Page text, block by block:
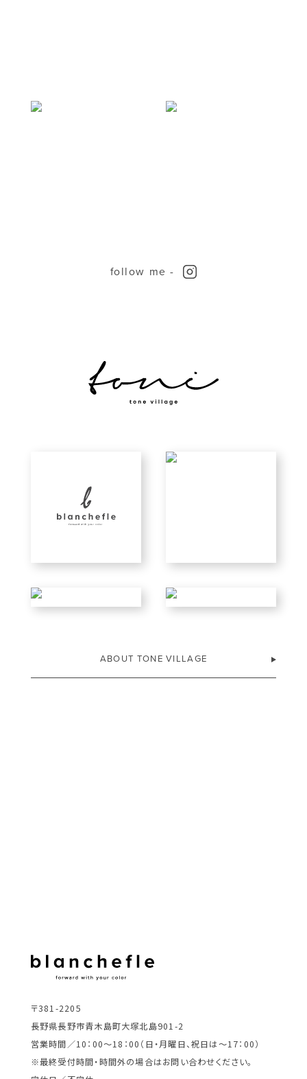
follow me -
ABOUT TONE VILLAGE
〒381-2205
長野県長野市青木島町大塚北島901-2
営業時間／10：00～18：00（日・月曜日、祝日は～17：00）
※最終受付時間・時間外の場合はお問い合わせください。